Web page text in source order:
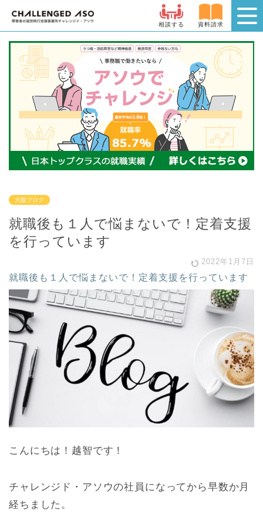
相談する 資料請求
大阪ブログ
就職後も１人で悩まないで！定着支援
を行っています
2022年1月7日
就職後も１人で悩まないで！定着支援を行っています
こんにちは！越智です！
チャレンジド・アソウの社員になってから早数か月
経ちました。